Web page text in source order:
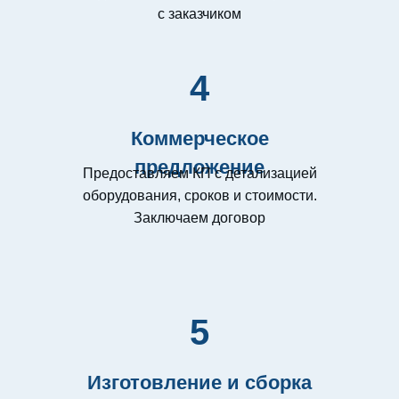
с заказчиком
Коммерческое
предложение
Предоставляем КП с детализацией
оборудования, сроков и стоимости.
Заключаем договор
4
Изготовление и сборка
5